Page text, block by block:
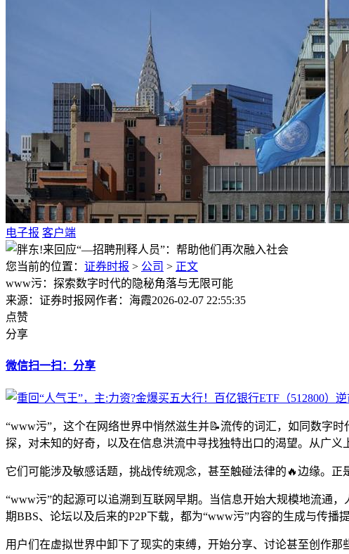
电子报 客户端
您当前的位置： 证券时报 > 公司 > 正文
www污：探索数字时代的隐秘角落与无限可能
来源：证券时报网作者：海霞2026-02-07 22:55:35
点赞
分享
微信扫一扫：分享
“www污”，这个在网络世界中悄然滋生并📝流传的词汇，如同数字
探，对未知的好奇，以及在信息洪流中寻找独特出口的渴望。从广
它们可能涉及敏感话题，挑战传统观念，甚至触碰法律的🔥边缘。正
“www污”的起源可以追溯到互联网早期。当信息开始大规模地流通
期BBS、论坛以及后来的P2P下载，都为“www污”内容的生成与传播
用户们在虚拟世界中卸下了现实的束缚，开始分享、讨论甚至创作